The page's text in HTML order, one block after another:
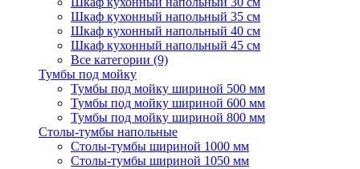
Шкаф кухонный напольный 35 см
Шкаф кухонный напольный 40 см
Шкаф кухонный напольный 45 см
Все категории (9)
Тумбы под мойку
Тумбы под мойку шириной 500 мм
Тумбы под мойку шириной 600 мм
Тумбы под мойку шириной 800 мм
Столы-тумбы напольные
Столы-тумбы шириной 1000 мм
Столы-тумбы шириной 1050 мм